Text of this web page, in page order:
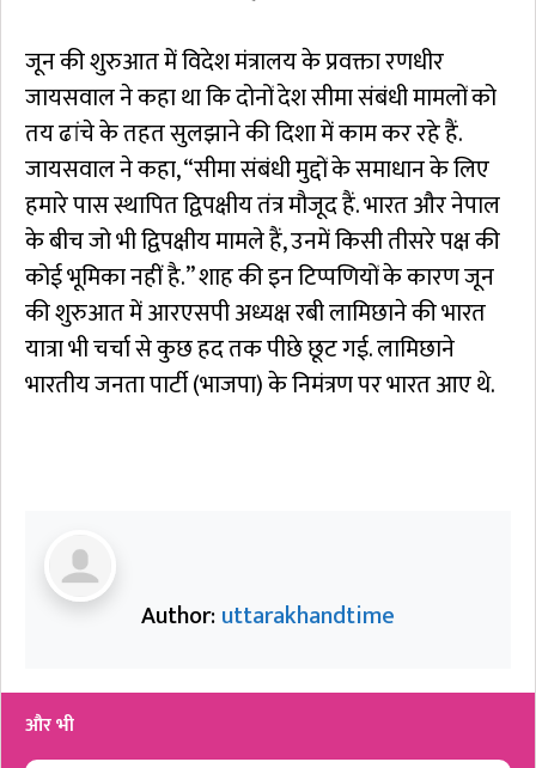
जून की शुरुआत में विदेश मंत्रालय के प्रवक्ता रणधीर
जायसवाल ने कहा था कि दोनों देश सीमा संबंधी मामलों को
तय ढांचे के तहत सुलझाने की दिशा में काम कर रहे हैं.
जायसवाल ने कहा, “सीमा संबंधी मुद्दों के समाधान के लिए
हमारे पास स्थापित द्विपक्षीय तंत्र मौजूद हैं. भारत और नेपाल
के बीच जो भी द्विपक्षीय मामले हैं, उनमें किसी तीसरे पक्ष की
कोई भूमिका नहीं है.” शाह की इन टिप्पणियों के कारण जून
की शुरुआत में आरएसपी अध्यक्ष रबी लामिछाने की भारत
यात्रा भी चर्चा से कुछ हद तक पीछे छूट गई. लामिछाने
भारतीय जनता पार्टी (भाजपा) के निमंत्रण पर भारत आए थे.
Author:uttarakhandtime
और भी